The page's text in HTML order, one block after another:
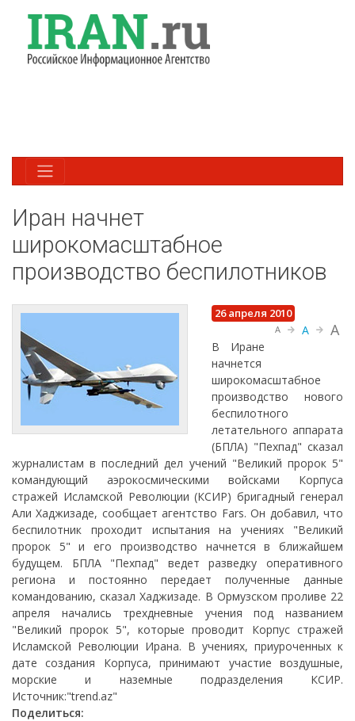
Иран начнет
широкомасштабное
производство беспилотников
26 апреля 2010
A A A
В Иране
начнется
широкомасштабное
производство нового
беспилотного
летательного аппарата
(БПЛА) "Пехпад" сказал
журналистам в последний дел учений "Великий пророк 5"
командующий аэрокосмическими войсками Корпуса
стражей Исламской Революции (КСИР) бригадный генерал
Али Хаджизаде, сообщает агентство Fars. Он добавил, что
беспилотник проходит испытания на учениях "Великий
пророк 5" и его производство начнется в ближайшем
будущем. БПЛА "Пехпад" ведет разведку оперативного
региона и постоянно передает полученные данные
командованию, сказал Хаджизаде. В Ормузском проливе 22
апреля начались трехдневные учения под названием
"Великий пророк 5", которые проводит Корпус стражей
Исламской Революции Ирана. В учениях, приуроченных к
дате создания Корпуса, принимают участие воздушные,
морские и наземные подразделения КСИР.
Источник:"trend.az"
Поделиться: